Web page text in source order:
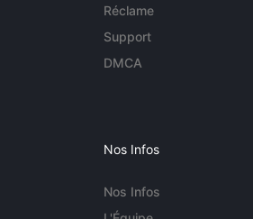
Réclame
Support
DMCA
Nos Infos
Nos Infos